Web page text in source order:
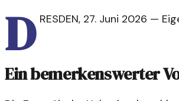
D RESDEN, 27. Juni 2026 —
Ein bemerkenswerter